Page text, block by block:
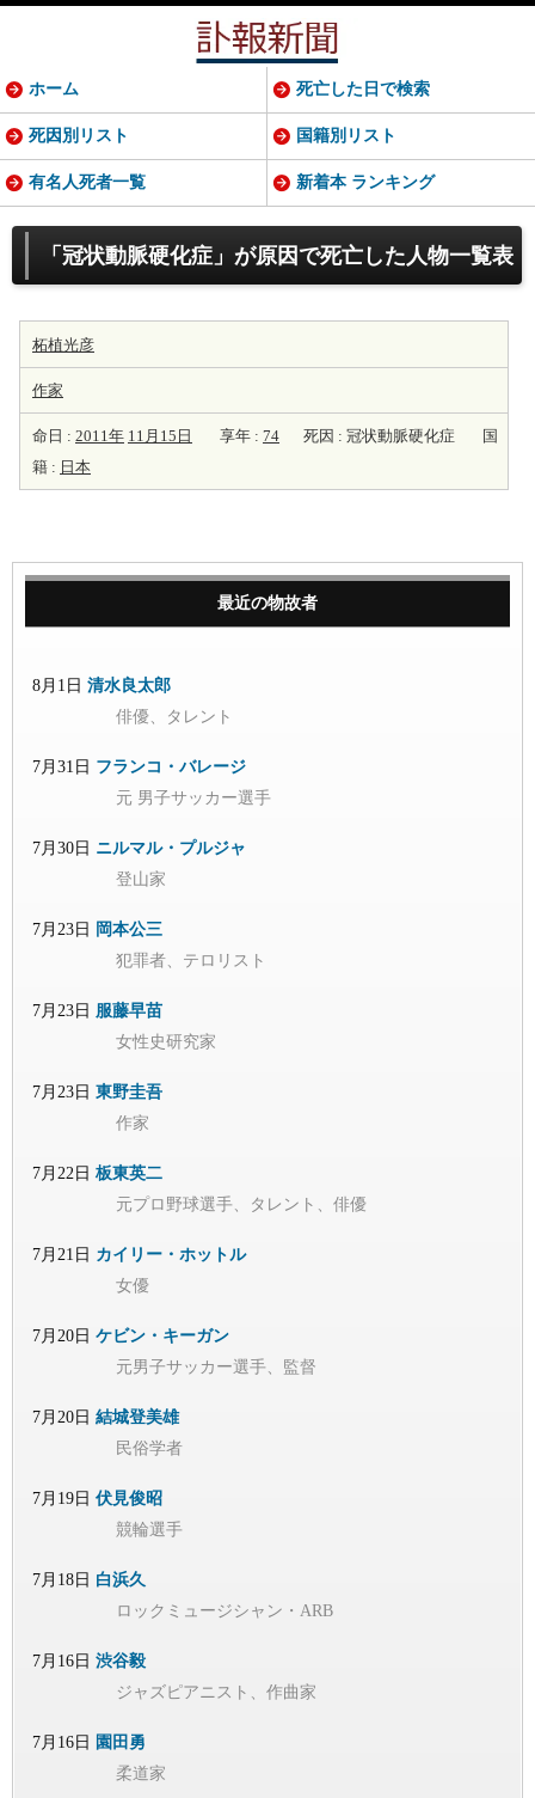
「冠状動脈硬化症」が原因で死亡した人物一覧表
柘植光彦
作家
命日 : 2011年 11月15日 享年 : 74 死因 : 冠状動脈硬化症
国
籍 : 日本
ホーム 死亡した日で検索
死因別リスト 国籍別リスト
有名人死者一覧 新着本 ランキング
最近の物故者
8月1日 清水良太郎
俳優、タレント
7月31日 フランコ・バレージ
元 男子サッカー選手
7月30日 ニルマル・プルジャ
登山家
7月23日 岡本公三
犯罪者、テロリスト
7月23日 服藤早苗
女性史研究家
7月23日 東野圭吾
作家
7月22日 板東英二
元プロ野球選手、タレント、俳優
7月21日 カイリー・ホットル
女優
7月20日 ケビン・キーガン
元男子サッカー選手、監督
7月20日 結城登美雄
民俗学者
7月19日 伏見俊昭
競輪選手
7月18日 白浜久
ロックミュージシャン・ARB
7月16日 渋谷毅
ジャズピアニスト、作曲家
7月16日 園田勇
柔道家